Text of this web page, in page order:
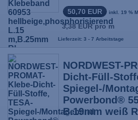
50,70 EUR inkl. 19 %
3,38 EUR pro m
Lieferzeit: 3 - 7 Arbeitstage
NORDWEST-
Dicht-Füll-
Spiegel-/
Powerbond®
B.19mm weiß